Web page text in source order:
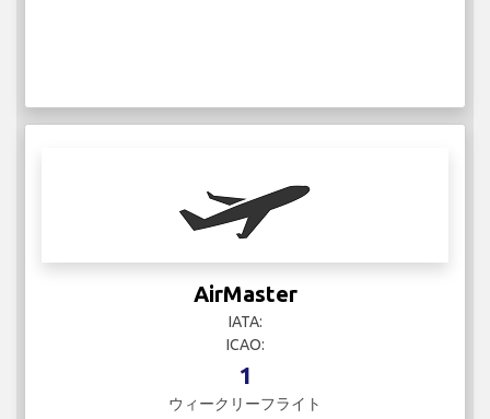
AirMaster
IATA:
ICAO:
1
ウィークリーフライト